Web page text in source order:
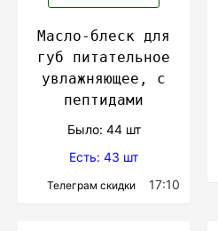
Масло-блеск для
губ питательное
увлажняющее, с
пептидами
Было: 44 шт
Есть: 43 шт
Телеграм скидки 17:10